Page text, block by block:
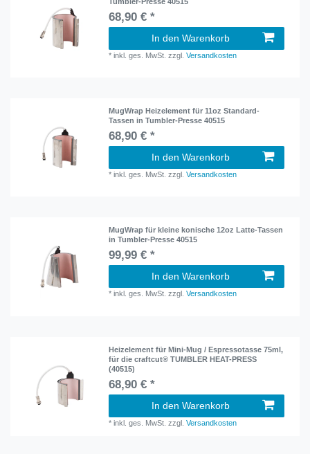
68,90 € *
In den Warenkorb
*inkl. ges. MwSt. zzgl.Versandkosten
MugWrap Heizelement für 11oz Standard-
Tassen in Tumbler-Presse 40515
68,90 € *
In den Warenkorb
*inkl. ges. MwSt. zzgl.Versandkosten
MugWrap für kleine konische 12oz Latte-Tassen
in Tumbler-Presse 40515
99,99 € *
In den Warenkorb
*inkl. ges. MwSt. zzgl.Versandkosten
Heizelement für Mini-Mug / Espressotasse 75ml,
für die craftcut® TUMBLER HEAT-PRESS
(40515)
68,90 € *
In den Warenkorb
*inkl. ges. MwSt. zzgl.Versandkosten